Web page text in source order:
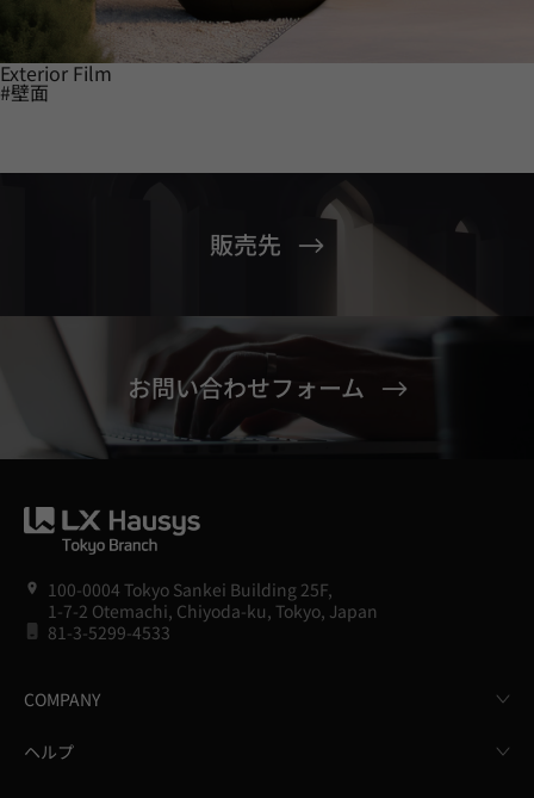
Exterior Film
#壁面
販売先
お問い合わせフォーム
100-0004 Tokyo Sankei Building 25F,
1-7-2 Otemachi, Chiyoda-ku, Tokyo, Japan
81-3-5299-4533
COMPANY
ヘルプ